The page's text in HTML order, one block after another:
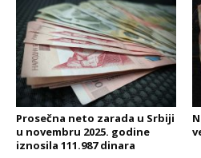
Prosečna neto zarada u Srbiji
u novembru 2025. godine
iznosila 111.987 dinara